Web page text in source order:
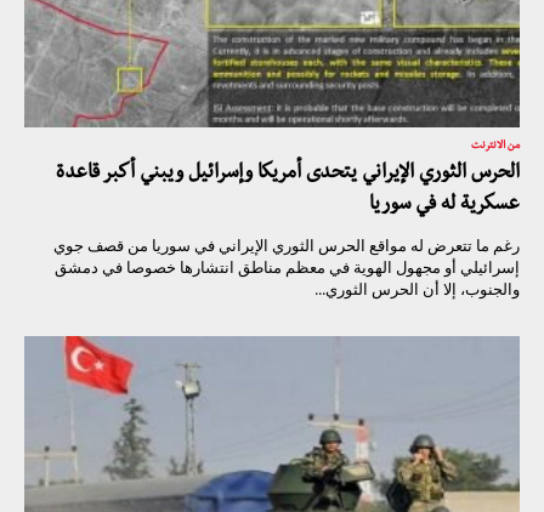
من الانترنت
الحرس الثوري الإيراني يتحدى أمريكا وإسرائيل ويبني أكبر قاعدة
عسكرية له في سوريا
رغم ما تتعرض له مواقع الحرس الثوري الإيراني في سوريا من قصف جوي
إسرائيلي أو مجهول الهوية في معظم مناطق انتشارها خصوصا في دمشق
والجنوب، إلا أن الحرس الثوري...